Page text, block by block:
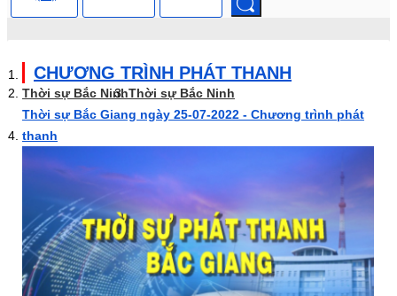
CHƯƠNG TRÌNH PHÁT THANH
Thời sự Bắc NinhThời sự Bắc Ninh
Thời sự Bắc Giang ngày 25-07-2022 - Chương trình phát
thanh